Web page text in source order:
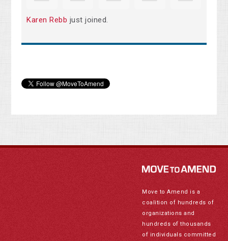
Karen Rebb just joined.
Move to Amend is a
coalition of hundreds of
organizations and
hundreds of thousands
of individuals committed